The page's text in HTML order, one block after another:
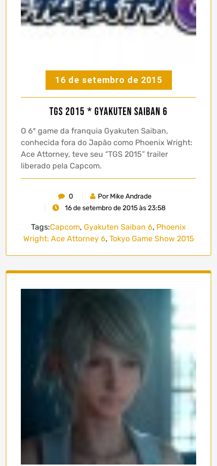
16 de setembro de 2015
TGS 2015 * Gyakuten Saiban 6
O 6º game da franquia Gyakuten Saiban,
conhecida fora do Japão como Phoenix Wright:
Ace Attorney, teve seu “TGS 2015” trailer
liberado pela Capcom.
0
Por Mike Andrade
16 de setembro de 2015 às 23:58
Tags:Capcom, Gyakuten Saiban 6, Phoenix
Wright: Ace Attorney 6, Tokyo Game Show 2015